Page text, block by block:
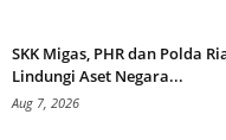
SKK Migas, PHR dan Polda
Lindungi Aset Negara...
Aug 7, 2026